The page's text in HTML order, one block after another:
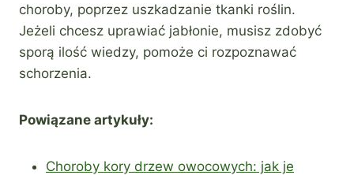
choroby, poprzez uszkadzanie tkanki roślin.
Jeżeli chcesz uprawiać jabłonie, musisz zdobyć
sporą ilość wiedzy, pomoże ci rozpoznawać
schorzenia.
Powiązane artykuły:
Choroby kory drzew owocowych: jak je